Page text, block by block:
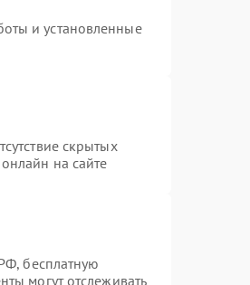
и установленные
скрытых
на сайте
бесплатную
могут отслеживать